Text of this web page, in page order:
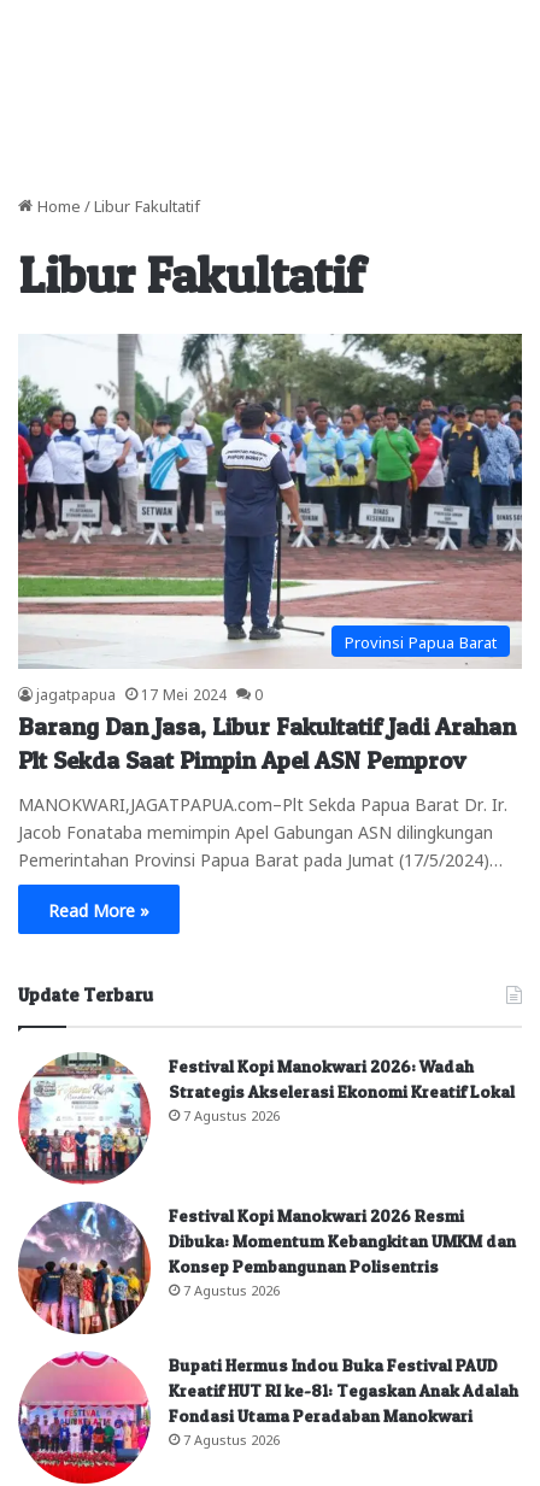
Home / Libur Fakultatif
Libur Fakultatif
Provinsi Papua Barat
jagatpapua 17 Mei 2024 0
Barang Dan Jasa, Libur Fakultatif Jadi Arahan
Plt Sekda Saat Pimpin Apel ASN Pemprov
MANOKWARI,JAGATPAPUA.com–Plt Sekda Papua Barat Dr. Ir.
Jacob Fonataba memimpin Apel Gabungan ASN dilingkungan
Pemerintahan Provinsi Papua Barat pada Jumat (17/5/2024)…
Read More »
Update Terbaru
Festival Kopi Manokwari 2026: Wadah
Strategis Akselerasi Ekonomi Kreatif Lokal
7 Agustus 2026
Festival Kopi Manokwari 2026 Resmi
Dibuka: Momentum Kebangkitan UMKM dan
Konsep Pembangunan Polisentris
7 Agustus 2026
Bupati Hermus Indou Buka Festival PAUD
Kreatif HUT RI ke-81: Tegaskan Anak Adalah
Fondasi Utama Peradaban Manokwari
7 Agustus 2026